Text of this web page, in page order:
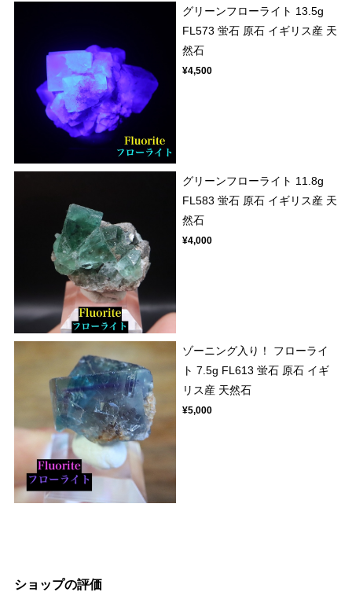
グリーンフローライト 13.5g
FL573 蛍石 原石 イギリス産 天
然石
¥4,500
グリーンフローライト 11.8g
FL583 蛍石 原石 イギリス産 天
然石
¥4,000
ゾーニング入り！ フローライ
ト 7.5g FL613 蛍石 原石 イギ
リス産 天然石
¥5,000
ショップの評価